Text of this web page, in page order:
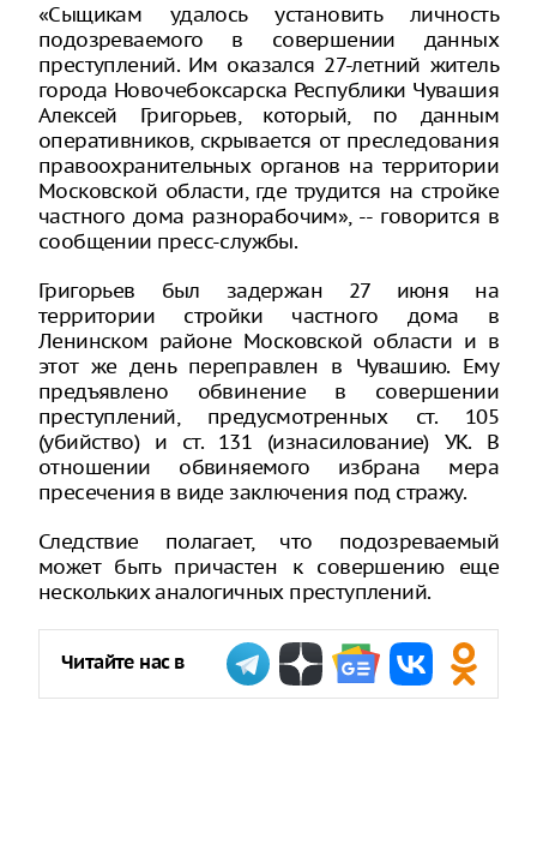
«Сыщикам удалось установить личность
подозреваемого в совершении данных
преступлений. Им оказался 27-летний житель
города Новочебоксарска Республики Чувашия
Алексей Григорьев, который, по данным
оперативников, скрывается от преследования
правоохранительных органов на территории
Московской области, где трудится на стройке
частного дома разнорабочим», -- говорится в
сообщении пресс-службы.
Григорьев был задержан 27 июня на
территории стройки частного дома в
Ленинском районе Московской области и в
этот же день переправлен в Чувашию. Ему
предъявлено обвинение в совершении
преступлений, предусмотренных ст. 105
(убийство) и ст. 131 (изнасилование) УК. В
отношении обвиняемого избрана мера
пресечения в виде заключения под стражу.
Следствие полагает, что подозреваемый
может быть причастен к совершению еще
нескольких аналогичных преступлений.
Читайте нас в